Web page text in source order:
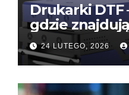
Drukarki DTF
gdzie
w druku
24 LUTEGO, 2026